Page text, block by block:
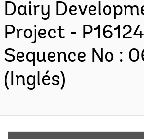
Dairy
Project -
Sequence No :
(Inglés)